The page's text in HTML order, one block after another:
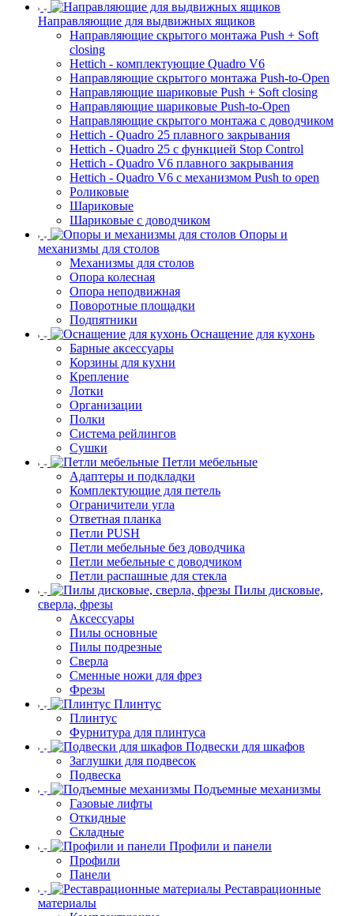
Направляющие для выдвижных ящиков
Направляющие скрытого монтажа Push + Soft
closing
Hettich - комплектующие Quadro V6
Направляющие скрытого монтажа Push-to-Open
Направляющие шариковые Push + Soft closing
Направляющие шариковые Push-to-Open
Направляющие скрытого монтажа с доводчиком
Hettich - Quadro 25 плавного закрывания
Hettich - Quadro 25 с функцией Stop Control
Hettich - Quadro V6 плавного закрывания
Hettich - Quadro V6 с механизмом Push to open
Роликовые
Шариковые
Шариковые с доводчиком
Опоры и
механизмы для столов
Механизмы для столов
Опора колесная
Опора неподвижная
Поворотные площадки
Подпятники
Оснащение для кухонь
Барные аксессуары
Корзины для кухни
Крепление
Лотки
Организации
Полки
Система рейлингов
Сушки
Петли мебельные
Адаптеры и подкладки
Комплектующие для петель
Ограничители угла
Ответная планка
Петли PUSH
Петли мебельные без доводчика
Петли мебельные с доводчиком
Петли распашные для стекла
Пилы дисковые,
сверла, фрезы
Аксессуары
Пилы основные
Пилы подрезные
Сверла
Сменные ножи для фрез
Фрезы
Плинтус
Плинтус
Фурнитура для плинтуса
Подвески для шкафов
Заглушки для подвесок
Подвеска
Подъемные механизмы
Газовые лифты
Откидные
Складные
Профили и панели
Профили
Панели
Реставрационные
материалы